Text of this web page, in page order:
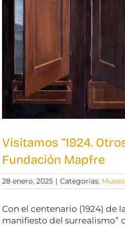
Visitamos “1924.
Fundación Mapfre
28 enero, 2025 | Categorías:
Con el centenario (1924)
manifiesto del surrealismo”